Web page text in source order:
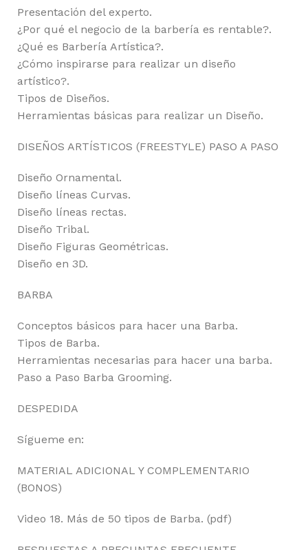
Presentación del experto.
¿Por qué el negocio de la barbería es rentable?.
¿Qué es Barbería Artística?.
¿Cómo inspirarse para realizar un diseño
artístico?.
Tipos de Diseños.
Herramientas básicas para realizar un Diseño.
DISEÑOS ARTÍSTICOS (FREESTYLE) PASO A PASO
Diseño Ornamental.
Diseño líneas Curvas.
Diseño líneas rectas.
Diseño Tribal.
Diseño Figuras Geométricas.
Diseño en 3D.
BARBA
Conceptos básicos para hacer una Barba.
Tipos de Barba.
Herramientas necesarias para hacer una barba.
Paso a Paso Barba Grooming.
DESPEDIDA
Sígueme en:
MATERIAL ADICIONAL Y COMPLEMENTARIO
(BONOS)
Video 18. Más de 50 tipos de Barba. (pdf)